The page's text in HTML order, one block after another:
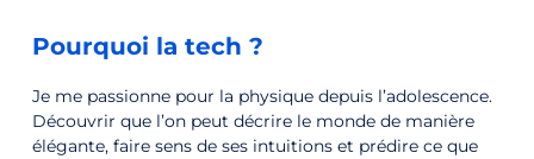
Pourquoi la tech ?
Je me passionne pour la physique depuis l’adolescence.
Découvrir que l’on peut décrire le monde de manière
élégante, faire sens de ses intuitions et prédire ce que